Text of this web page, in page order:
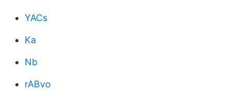
YACs
Ka
Nb
rABvo